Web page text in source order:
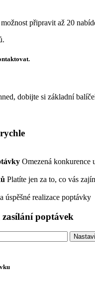
připravit až 20
dobijte si základní
Omezená konkurence
Platíte jen za to, co vás
úspěšné realizace poptávky
poptávek